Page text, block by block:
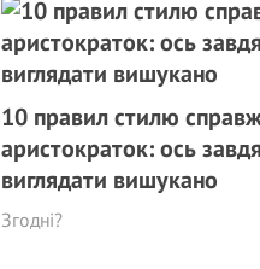
10 правил стилю
аристократок: ось
виглядати вишукано
Згодні?